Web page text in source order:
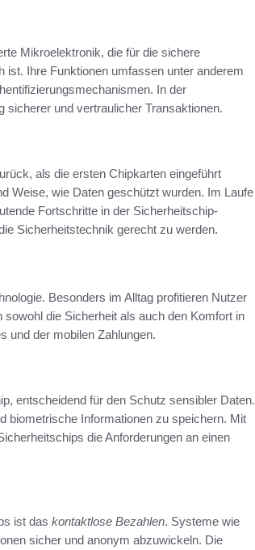
Mikroelektronik, die für die sichere
ist. Ihre Funktionen umfassen unter anderem
In der
sicherer und vertraulicher Transaktionen.
als die ersten Chipkarten eingeführt
Weise, wie Daten geschützt wurden. Im Laufe
Fortschritte in der Sicherheitschip-
Sicherheitstechnik gerecht zu werden.
Besonders im Alltag profitieren Nutzer
die Sicherheit als auch den Komfort in
und der mobilen Zahlungen.
entscheidend für den Schutz sensibler Daten.
biometrische Informationen zu speichern. Mit
die Anforderungen an einen
ist das kontaktlose Bezahlen. Systeme wie
sicher und anonym abzuwickeln. Die